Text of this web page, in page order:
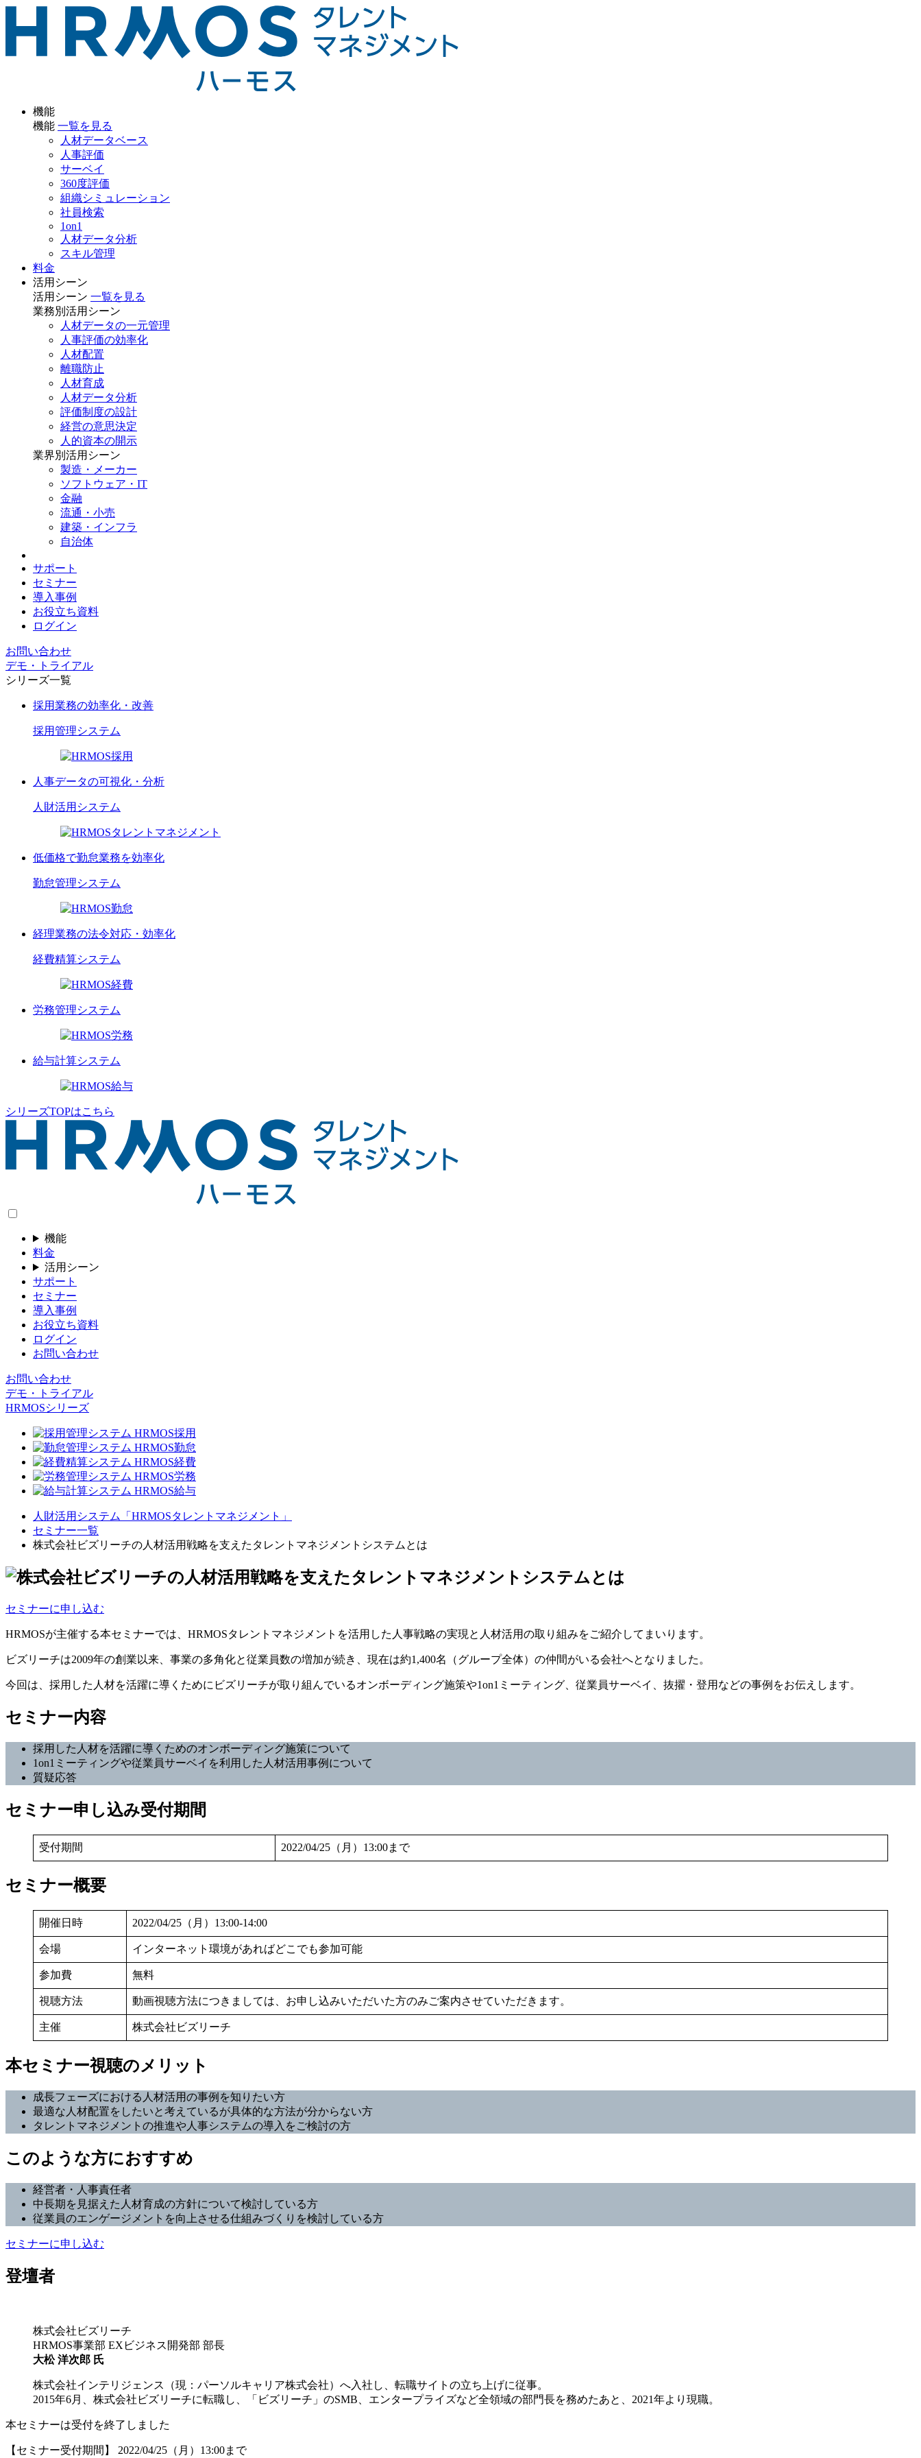
機能
機能 一覧を見る
人材データベース
人事評価
サーベイ
360度評価
組織シミュレーション
社員検索
1on1
人材データ分析
スキル管理
料金
活用シーン
活用シーン 一覧を見る
業務別 活用シーン
人材データの一元管理
人事評価の効率化
人材配置
離職防止
人材育成
人材データ分析
評価制度の設計
経営の意思決定
人的資本の開示
業界別 活用シーン
製造・メーカー
ソフトウェア・IT
金融
流通・小売
建築・インフラ
自治体
サポート
セミナー
導入事例
お役立ち資料
ログイン
お問い合わせ
デモ・トライアル
シリーズ一覧
採用業務の効率化・改善
採用管理システム
人事データの可視化・分析
人財活用 システム
低価格で勤怠業務を効率化
勤怠管理システム
経理業務の法令対応・効率化
経費精算システム
労務管理システム
給与計算システム
シリーズTOPはこちら
機能
料金
活用シーン
サポート
セミナー
導入事例
お役立ち資料
ログイン
お問い合わせ
お問い合わせ
デモ・トライアル
HRMOSシリーズ
人財活用システム「HRMOSタレントマネジメント」
セミナー一覧
株式会社ビズリーチの人材活用戦略を支えたタレントマネジメントシステムとは
セミナーに申し込む
HRMOSが主催する本セミナーでは、HRMOSタレントマネジメントを活用した人事戦略の実現と人材活用の取り組みをご紹介してまいります。
ビズリーチは2009年の創業以来、事業の多角化と従業員数の増加が続き、現在は約1,400名（グループ全体）の仲間がいる会社へとなりました。
今回は、採用した人材を活躍に導くためにビズリーチが取り組んでいるオンボーディング施策や1on1ミーティング、従業員サーベイ、抜擢・登用などの事例をお伝えします。
セミナー内容
採用した人材を活躍に導くためのオンボーディング施策について
1on1ミーティングや従業員サーベイを利用した人材活用事例について
質疑応答
セミナー申し込み受付期間
受付期間 2022/04/25（月）13:00まで
セミナー概要
開催日時 2022/04/25（月）13:00-14:00
会場 インターネット環境があればどこでも参加可能
参加費 無料
視聴方法 動画視聴方法につきましては、お申し込みいただいた方のみご案内させていただきます。
主催 株式会社ビズリーチ
本セミナー視聴のメリット
成長フェーズにおける人材活用の事例を知りたい方
最適な人材配置をしたいと考えているが具体的な方法が分からない方
タレントマネジメントの推進や人事システムの導入をご検討の方
このような方におすすめ
経営者・人事責任者
中長期を見据えた人材育成の方針について検討している方
従業員のエンゲージメントを向上させる仕組みづくりを検討している方
セミナーに申し込む
登壇者
株式会社ビズリーチ
HRMOS事業部 EXビジネス開発部 部長
大松 洋次郎 氏
株式会社インテリジェンス（現：パーソルキャリア株式会社）へ入社し、転職サイトの立ち上げに従事。
2015年6月、株式会社ビズリーチに転職し、「ビズリーチ」のSMB、エンタープライズなど全領域の部門長を務めたあと、2021年より現職。
本セミナーは受付を終了しました
【セミナー受付期間】 2022/04/25（月）13:00まで